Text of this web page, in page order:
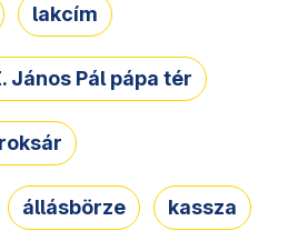
lakcím
János Pál pápa tér
állásbörze kassza